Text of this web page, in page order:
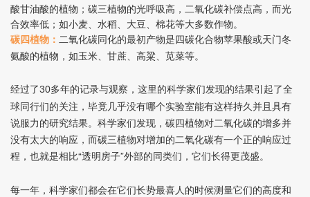
酸甘油酸的植物；碳三植物的光呼吸高，二氧化碳补偿点高，而光
合效率低；如小麦、水稻、大豆、棉花等大多数作物。
碳四植物： 二氧化碳同化的最初产物是四碳化合物苹果酸或天门冬
氨酸的植物，如玉米、甘蔗、高粱、苋菜等。
经过了30多年的记录与观察，这里的科学家们发现的结果引起了全
球同行们的关注，毕竟几乎没有哪个实验室能有这样持久并且具有
说服力的研究结果。科学家们发现，碳四植物对二氧化碳的增多并
没有太大的响应，而碳三植物对增加的二氧化碳有一个正的响应过
程，也就是相比“透明房子”外部的同类们，它们长得更茂盛。
每一年，科学家们都会在它们长势最喜人的时候测量它们的高度和